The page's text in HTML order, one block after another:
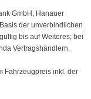
GmbH, Hanauer
der unverbindlichen
bis auf Weiteres; bei
Vertragshändlern.
Fahrzeugpreis inkl. der